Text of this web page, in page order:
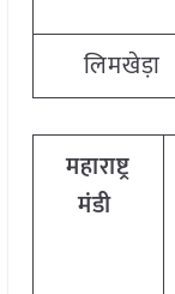
लिमखेड़ा
महाराष्ट्र
मंडी